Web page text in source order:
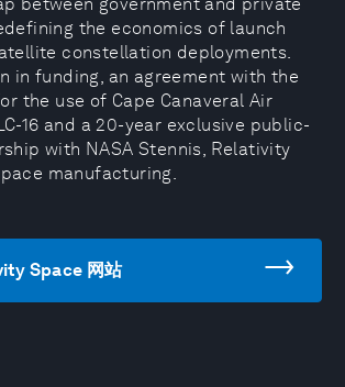
the economics of launch
constellation deployments.
in funding, an agreement with the
the use of Cape Canaveral Air
16 and a 20-year exclusive public-
with NASA Stennis, Relativity
manufacturing.
Space 网站